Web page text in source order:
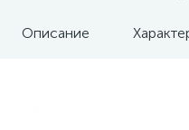
Описание